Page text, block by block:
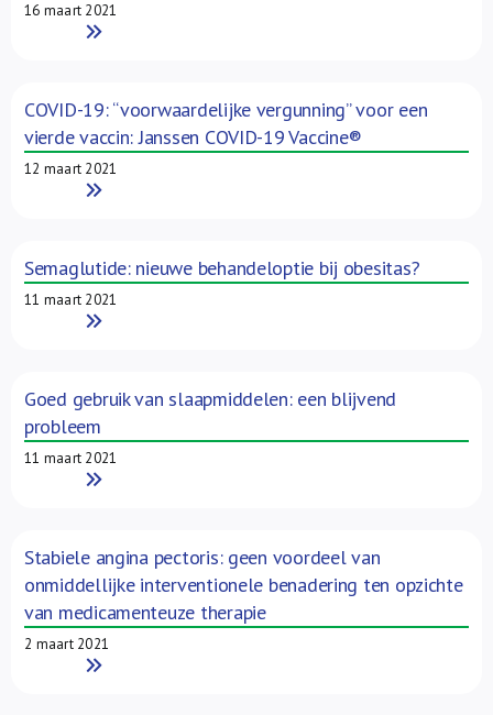
16 maart 2021
Read More
COVID-19: “voorwaardelijke vergunning” voor een
vierde vaccin: Janssen COVID-19 Vaccine®
12 maart 2021
Read More
Semaglutide: nieuwe behandeloptie bij obesitas?
11 maart 2021
Read More
Goed gebruik van slaapmiddelen: een blijvend
probleem
11 maart 2021
Read More
Stabiele angina pectoris: geen voordeel van
onmiddellijke interventionele benadering ten opzichte
van medicamenteuze therapie
2 maart 2021
Read More